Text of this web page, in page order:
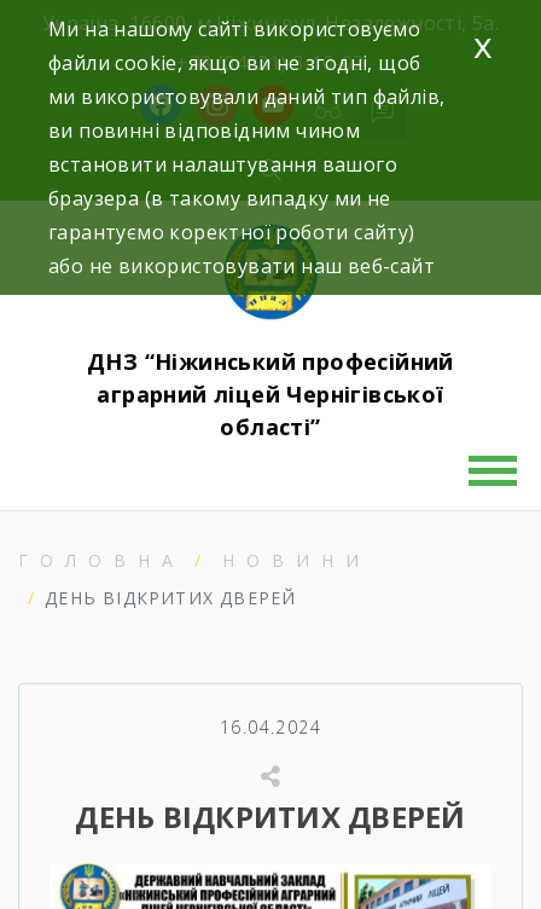
content
Україна, 16600, м.Ніжин вул. Незалежності, 5а.
+38 (04631) 3-10-02
facebookinstagram
youtube
ДНЗ “Ніжинський професійний
аграрний ліцей Чернігівської
області”
ГОЛОВНА
НОВИНИ
ДЕНЬ ВІДКРИТИХ ДВЕРЕЙ
16.04.2024
ДЕНЬ ВІДКРИТИХ ДВЕРЕЙ
Ми на нашому сайті використовуємо
файли cookie, якщо ви не згодні, щоб
ми використовували даний тип файлів,
ви повинні відповідним чином
встановити налаштування вашого
браузера (в такому випадку ми не
гарантуємо коректної роботи сайту)
або не використовувати наш веб-сайт
x